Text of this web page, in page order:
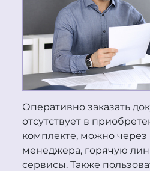
Оперативно заказать
отсутствует в
комплекте, можно через
менеджера, горячую
сервисы. Также